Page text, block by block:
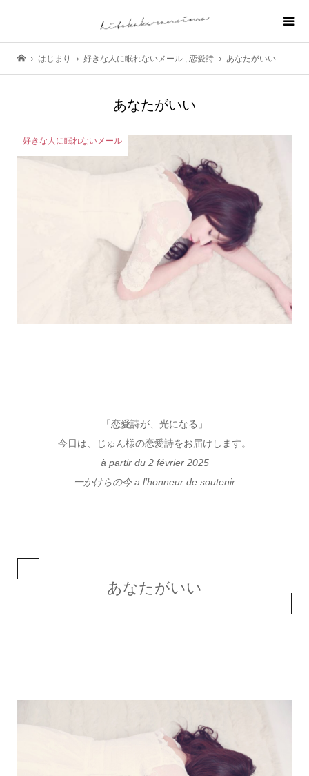
はじまり 好きな人に眠れないメール , 恋愛詩 あなたがいい
あなたがいい
好きな人に眠れないメール
「恋愛詩が、光になる」
今日は、じゅん様の恋愛詩をお届けします。
à partir du 2 février 2025
一かけらの今 a l’honneur de soutenir
あなたがいい